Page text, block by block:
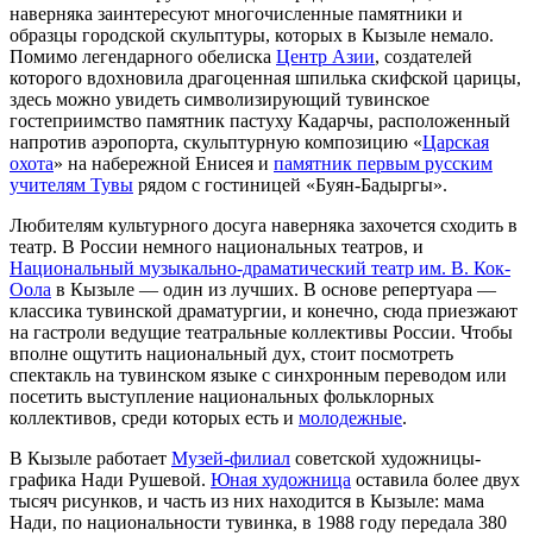
наверняка заинтересуют многочисленные памятники и
образцы городской скульптуры, которых в Кызыле немало.
Помимо легендарного обелиска Центр Азии, создателей
которого вдохновила драгоценная шпилька скифской царицы,
здесь можно увидеть символизирующий тувинское
гостеприимство памятник пастуху Кадарчы, расположенный
напротив аэропорта, скульптурную композицию «Царская
охота» на набережной Енисея и памятник первым русским
учителям Тувы рядом с гостиницей «Буян-Бадыргы».
Любителям культурного досуга наверняка захочется сходить в
театр. В России немного национальных театров, и
Национальный музыкально-драматический театр им. В. Кок-
Оола в Кызыле — один из лучших. В основе репертуара —
классика тувинской драматургии, и конечно, сюда приезжают
на гастроли ведущие театральные коллективы России. Чтобы
вполне ощутить национальный дух, стоит посмотреть
спектакль на тувинском языке с синхронным переводом или
посетить выступление национальных фольклорных
коллективов, среди которых есть и молодежные.
В Кызыле работает Музей-филиал советской художницы-
графика Нади Рушевой. Юная художница оставила более двух
тысяч рисунков, и часть из них находится в Кызыле: мама
Нади, по национальности тувинка, в 1988 году передала 380